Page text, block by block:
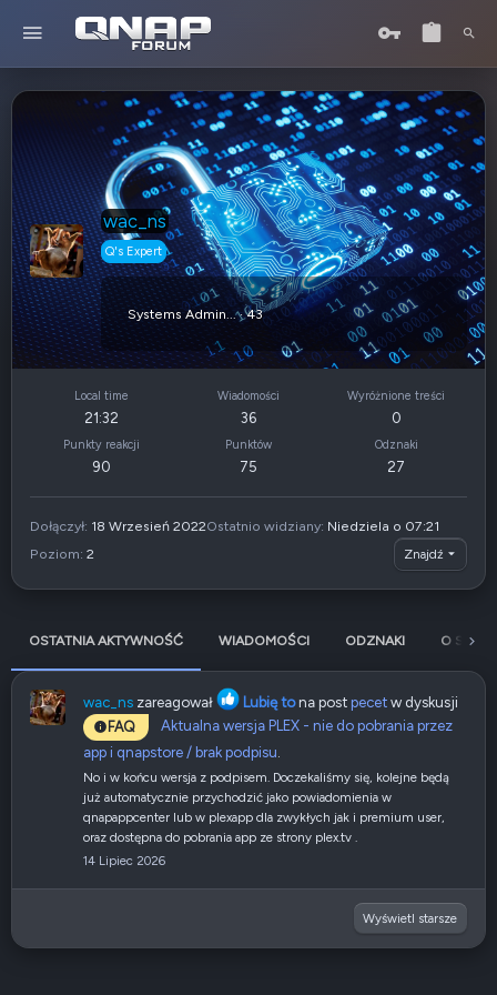
wac_ns
Q's Expert
Systems Admin... ·43
Local time
21:32
Wiadomości
36
Wyróżnione treści
0
Punkty reakcji
90
Punktów
75
Odznaki
27
Dołączył 18 Wrzesień 2022Ostatnio widziany Niedziela o 07:21
Poziom 2 Znajdź
OSTATNIA AKTYWNOŚĆ WIADOMOŚCI ODZNAKI O SOBIE
wac_ns zareagował Lubię tona postpecetw dyskusji
FAQ
Aktualna wersja PLEX - nie do pobrania przez
app i qnapstore / brak podpisu
No i w końcu wersja z podpisem. Doczekaliśmy się, kolejne będą
już automatycznie przychodzić jako powiadomienia w
qnapappcenter lub w plexapp dla zwykłych jak i premium user,
oraz dostępna do pobrania app ze strony plex.tv .
14 Lipiec 2026
Wyświetl starsze